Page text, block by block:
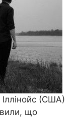
Іллінойс (США)
що